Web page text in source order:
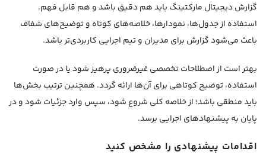
گزارش دیجیتال مارکتینگ باید هم دقیق باشد و هم قابل فهم.
استفاده از جدول‌ها، نمودارها، خلاصه‌های کوتاه و توضیح‌های شفاف
باعث می‌شود گزارش برای مدیران و تیم اجرایی کاربردی‌تر باشد.
بهتر است از اصطلاحات تخصصی غیرضروری پرهیز شود یا در صورت
استفاده، توضیح کوتاهی برای آن‌ها ارائه گردد. همچنین ترتیب بخش‌ها
باید منطقی باشد؛ از خلاصه کلی شروع شود، سپس وارد جزئیات شود و در
پایان به پیشنهادهای اجرایی برسد.
اقدامات پیشنهادی را مشخص کنید